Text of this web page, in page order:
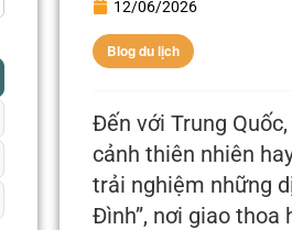
12/06/2026
Blog du lịch
Đến với Trung
cảnh thiên nhiên
trải nghiệm những
Đình”, nơi giao